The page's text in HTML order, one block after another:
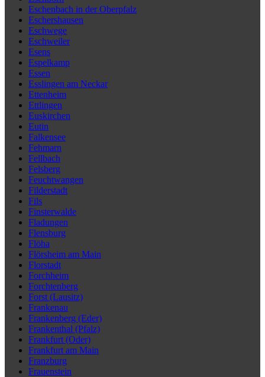
Eschenbach in der Oberpfalz
Eschershausen
Eschwege
Eschweiler
Esens
Espelkamp
Essen
Esslingen am Neckar
Ettenheim
Ettlingen
Euskirchen
Eutin
Falkensee
Fehmarn
Fellbach
Felsberg
Feuchtwangen
Filderstadt
Fils
Finsterwalde
Fladungen
Flensburg
Flöha
Flörsheim am Main
Florstadt
Forchheim
Forchtenberg
Forst (Lausitz)
Frankenau
Frankenberg (Eder)
Frankenthal (Pfalz)
Frankfurt (Oder)
Frankfurt am Main
Franzburg
Frauenstein